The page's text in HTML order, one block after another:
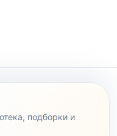
подборки и